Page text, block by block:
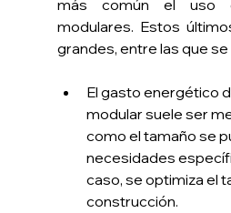
más común el uso
modulares. Estos
grandes, entre las que
El gasto energético
modular suele ser
como el tamaño se
necesidades
caso, se optimiza el
construcción.